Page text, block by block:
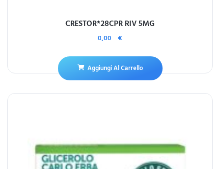
CRESTOR*28CPR RIV 5MG
0,00 €
Aggiungi Al Carrello